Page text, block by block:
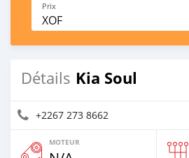
Prix
XOF
Détails Kia Soul
+2267 273 8662
MOTEUR